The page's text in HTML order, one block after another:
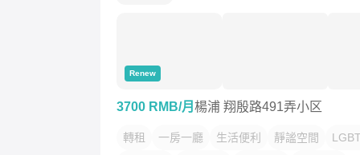
Renew
3700 RMB/月 楊浦 翔殷路491弄小区
轉租 一房一廳 生活便利 靜謐空間